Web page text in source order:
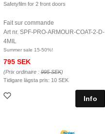
Safetyfilm for 2 front doors
Fait sur commande
Art nr. SPF-PRO-ARMOUR-COAT-2-D-
4MIL
Summer sale 15-50%!
795 SEK
(Prix ordinaire : 995 SEK)
Tidigare lägsta pris: 10 SEK